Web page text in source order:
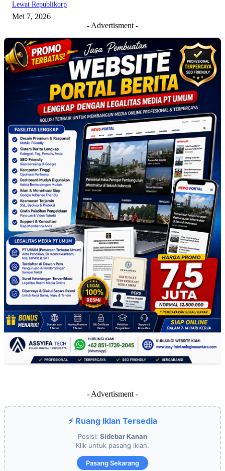
Lewat Republikorp
Mei 7, 2026
- Advertisment -
- Advertisment -
⚡ Ruang Iklan Tersedia
Posisi: Sidebar Kanan
Klik untuk pasang iklan.
Pasang Sekarang